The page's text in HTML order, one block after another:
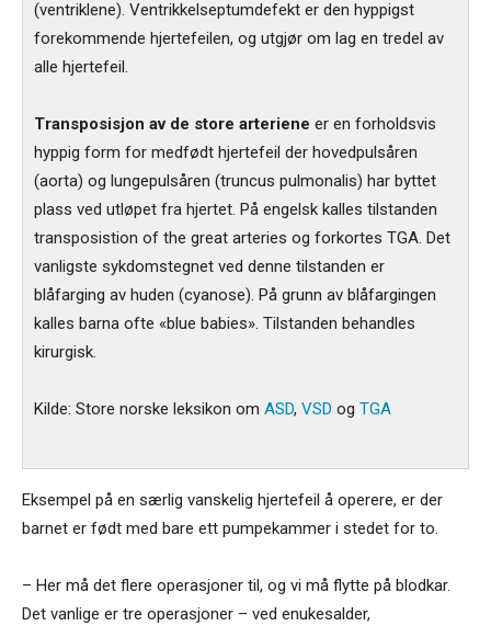
(ventriklene). Ventrikkelseptumdefekt er den hyppigst
forekommende hjertefeilen, og utgjør om lag en tredel av
alle hjertefeil.
Transposisjon av de store arteriene er en forholdsvis
hyppig form for medfødt hjertefeil der hovedpulsåren
(aorta) og lungepulsåren (truncus pulmonalis) har byttet
plass ved utløpet fra hjertet. På engelsk kalles tilstanden
transposistion of the great arteries og forkortes TGA. Det
vanligste sykdomstegnet ved denne tilstanden er
blåfarging av huden (cyanose). På grunn av blåfargingen
kalles barna ofte «blue babies». Tilstanden behandles
kirurgisk.
Kilde: Store norske leksikon om ASD, VSD og TGA
Eksempel på en særlig vanskelig hjertefeil å operere, er der
barnet er født med bare ett pumpekammer i stedet for to.
– Her må det flere operasjoner til, og vi må flytte på blodkar.
Det vanlige er tre operasjoner – ved enukesalder,